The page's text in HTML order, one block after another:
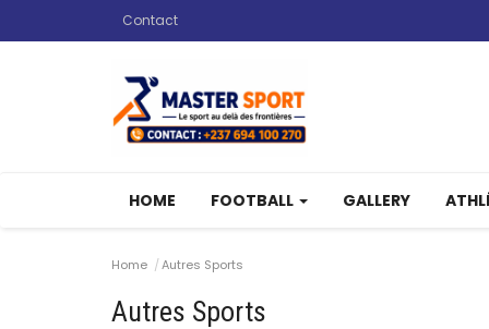
Contact
HOME FOOTBALL GALLERY
Home Autres Sports
Autres Sports